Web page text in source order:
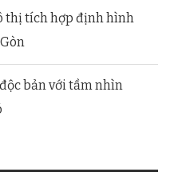
thị tích hợp định hình
bản với tầm nhìn